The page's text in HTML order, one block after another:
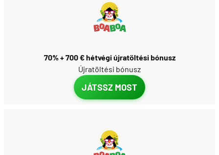
70% + 700 € hétvégi újratöltési bónusz
Újratöltési bónusz
JÁTSSZ MOST